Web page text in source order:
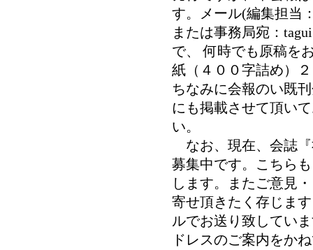
す。メール(編集担当
または事務局宛：
で、 何時でも原稿を
紙（４００字詰め）
ちなみに会報のい既
にも掲載させて頂い
い。
なお、現在、会誌
募集中です。こちら
します。またご意見
寄せ頂きたく存じま
ルでお送り致してい
ドレスのご案内をか